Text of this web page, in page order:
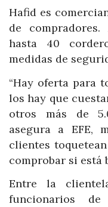
Hafid es
de
hasta 40
medidas de
“Hay oferta para
los hay que
otros más de
asegura a EFE,
clientes
comprobar si está
Entre la
funcionarios